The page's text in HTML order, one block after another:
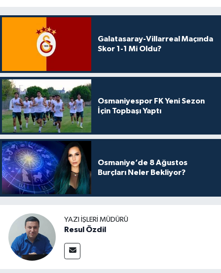
Galatasaray-Villarreal Maçında
Skor 1-1 Mi Oldu?
Osmaniyespor FK Yeni Sezon
İçin Topbaşı Yaptı
Osmaniye’de 8 Ağustos
Burçları Neler Bekliyor?
YAZI İŞLERI MÜDÜRÜ
Resul Özdil